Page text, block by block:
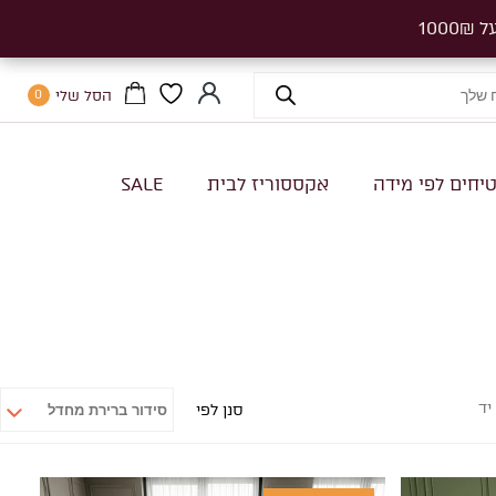
הסל שלי 0
לפי מידה אקססוריז לבית SALE
סנן לפי